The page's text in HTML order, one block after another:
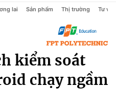
lai Sản phẩm Thị trường Tư vấn
kiểm soát
chạy ngầm